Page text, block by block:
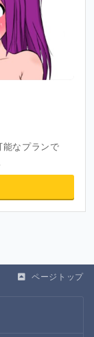
なプランで
ページトップ